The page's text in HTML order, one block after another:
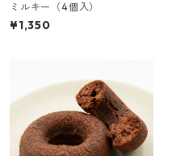
ミルキー（4個入）
¥1,350